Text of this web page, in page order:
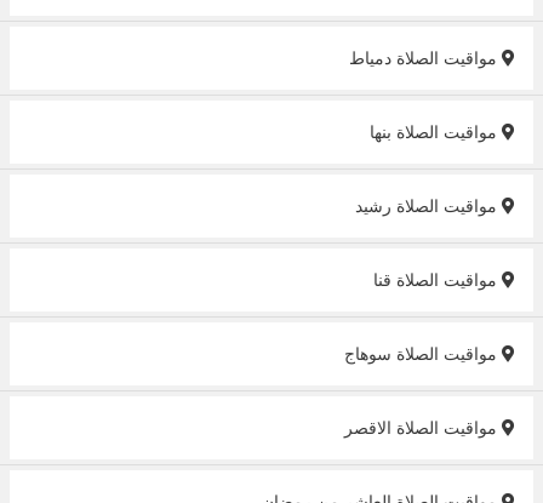
مواقيت الصلاة دمياط
مواقيت الصلاة بنها
مواقيت الصلاة رشيد
مواقيت الصلاة قنا
مواقيت الصلاة سوهاج
مواقيت الصلاة الاقصر